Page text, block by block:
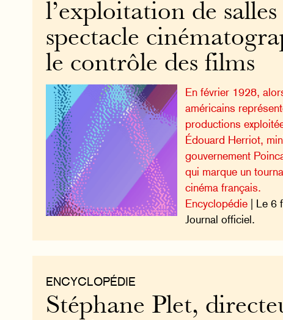
l’exploitation de salles
spectacle
le contrôle des films
En février 1928,
américains
productions
Édouard Herriot,
gouvernement
qui marque un
cinéma français.
Encyclopédie | Le 6
Journal officiel.
ENCYCLOPÉDIE
Stéphane Plet,